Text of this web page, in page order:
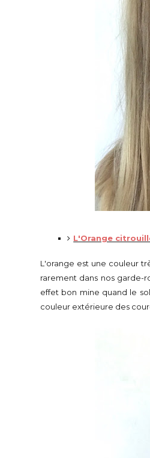
L'Orange
L'orange est une couleur
rarement dans nos garde-
effet bon mine quand le
couleur extérieure des